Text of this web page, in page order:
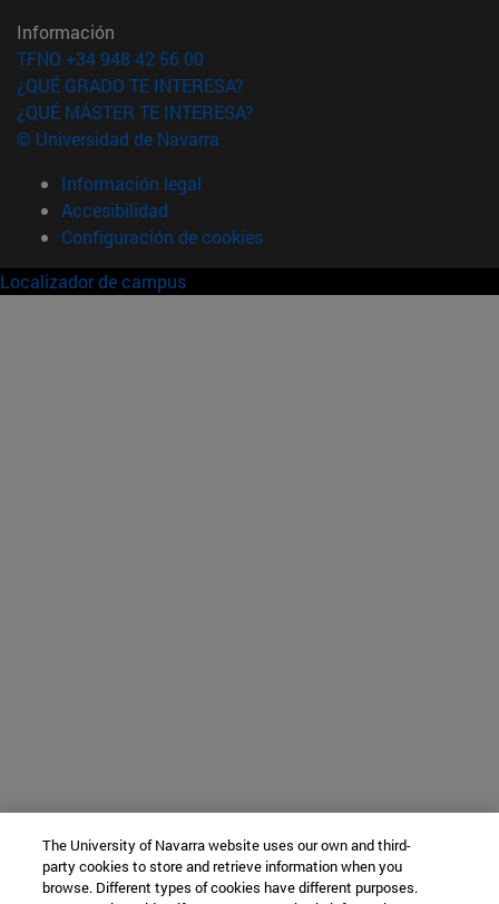
Información
TFNO +34 948 42 56 00
¿QUÉ GRADO TE INTERESA?
¿QUÉ MÁSTER TE INTERESA?
© Universidad de Navarra
Información legal
Accesibilidad
Configuración de cookies
Localizador de campus
The University of Navarra website uses our own and third-
party cookies to store and retrieve information when you
browse. Different types of cookies have different purposes.